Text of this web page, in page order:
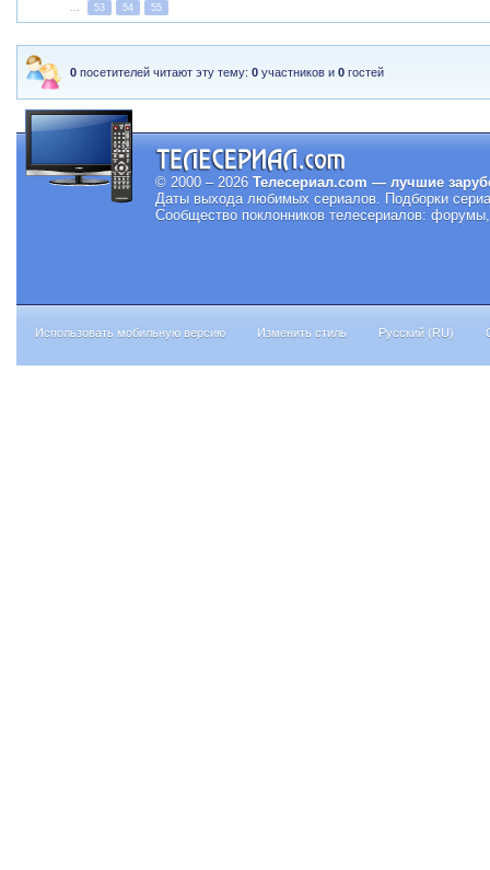
53 54 55
0 посетителей читают эту тему:0 участников и0 гостей
© 2000 – 2026 Телесериал.com — лучшие
Даты выхода любимых сериалов. Подборки
Сообщество поклонников телесериалов:
Использовать мобильную версию Изменить стиль Русский (RU)